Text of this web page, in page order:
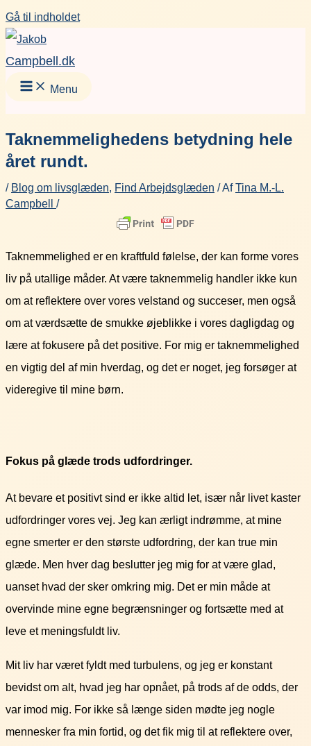
Gå til indholdet
Campbell.dk
Menu
Taknemmelighedens betydning hele
året rundt.
/ Blog om livsglæden, Find Arbejdsglæden / AfTina M.-L.
Campbell /
Taknemmelighed er en kraftfuld følelse, der kan forme vores
liv på utallige måder. At være taknemmelig handler ikke kun
om at reflektere over vores velstand og succeser, men også
om at værdsætte de smukke øjeblikke i vores dagligdag og
lære at fokusere på det positive. For mig er taknemmelighed
en vigtig del af min hverdag, og det er noget, jeg forsøger at
videregive til mine børn.
Fokus på glæde trods udfordringer.
At bevare et positivt sind er ikke altid let, især når livet kaster
udfordringer vores vej. Jeg kan ærligt indrømme, at mine
egne smerter er den største udfordring, der kan true min
glæde. Men hver dag beslutter jeg mig for at være glad,
uanset hvad der sker omkring mig. Det er min måde at
overvinde mine egne begrænsninger og fortsætte med at
leve et meningsfuldt liv.
Mit liv har været fyldt med turbulens, og jeg er konstant
bevidst om alt, hvad jeg har opnået, på trods af de odds, der
var imod mig. For ikke så længe siden mødte jeg nogle
mennesker fra min fortid, og det fik mig til at reflektere over,